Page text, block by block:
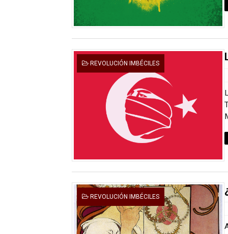
Carlos Manzo y el
Gótico Mexicano
El mito de Frankenstein
25 grandes películas de
Devoraos los unos a los
Charlie Kirk y la izquierda
Mis historias favoritas de
Transformers: ¿Una
REVOLUCIÓN IMBÉCILES
REVOLUCIÓN IMBÉCILES